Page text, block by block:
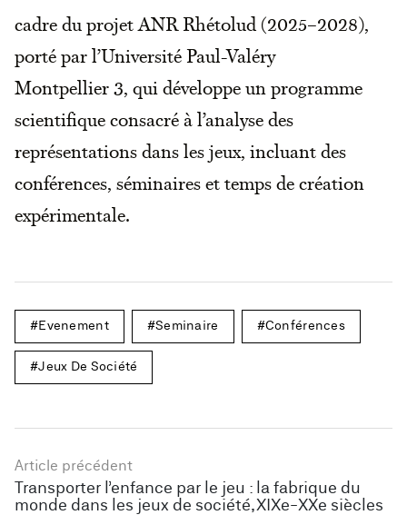
cadre du projet ANR Rhétolud (2025–2028),
porté par l’Université Paul-Valéry
Montpellier 3, qui développe un programme
scientifique consacré à l’analyse des
représentations dans les jeux, incluant des
conférences, séminaires et temps de création
expérimentale.
Evenement Seminaire Conférences
Jeux De Société
Article précédent
Transporter l’enfance par le jeu : la fabrique du
monde dans les jeux de société, XIXe-XXe siècles